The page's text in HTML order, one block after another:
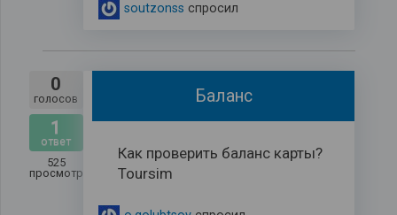
soutzonss спросил
0
голосов
1
ответ
525
просмотров
Баланс
Как проверить баланс карты?
Toursim